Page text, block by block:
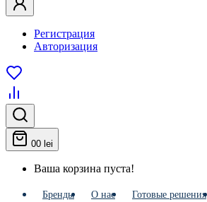
Регистрация
Авторизация
00 lei
Ваша корзина пуста!
Бренды О нас Готовые решения